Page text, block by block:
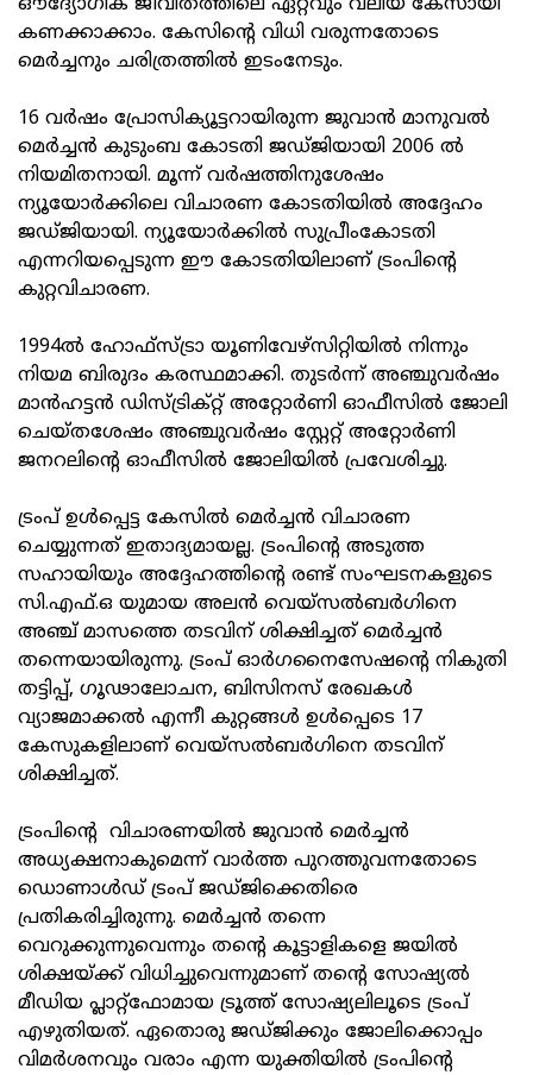
ഔദ്യോഗിക ജീവിതത്തിലെ ഏറ്റവും വലിയ കേസായി
കണക്കാക്കാം. കേസിന്റെ വിധി വരുന്നതോടെ
മെർച്ചനും ചരിത്രത്തിൽ ഇടംനേടും.
16 വർഷം പ്രോസിക്യൂട്ടറായിരുന്ന ജുവാൻ മാനുവൽ
മെർച്ചൻ കുടുംബ കോടതി ജഡ്ജിയായി 2006 ൽ
നിയമിതനായി. മൂന്ന് വർഷത്തിനുശേഷം
ന്യൂയോർക്കിലെ വിചാരണ കോടതിയിൽ അദ്ദേഹം
ജഡ്ജിയായി. ന്യൂയോർക്കിൽ സുപ്രീംകോടതി
എന്നറിയപ്പെടുന്ന ഈ കോടതിയിലാണ് ട്രംപിന്റെ
കുറ്റവിചാരണ.
1994ൽ ഹോഫ്സ്ട്രാ യൂണിവേഴ്സിറ്റിയിൽ നിന്നും
നിയമ ബിരുദം കരസ്ഥമാക്കി. തുടർന്ന് അഞ്ചുവർഷം
മാൻഹട്ടൻ ഡിസ്ട്രിക്റ്റ് അറ്റോർണി ഓഫീസിൽ ജോലി
ചെയ്തശേഷം അഞ്ചുവർഷം സ്റ്റേറ്റ് അറ്റോർണി
ജനറലിന്റെ ഓഫീസിൽ ജോലിയിൽ പ്രവേശിച്ചു.
ട്രംപ് ഉൾപ്പെട്ട കേസിൽ മെർച്ചൻ വിചാരണ
ചെയ്യുന്നത് ഇതാദ്യമായല്ല. ട്രംപിന്റെ അടുത്ത
സഹായിയും അദ്ദേഹത്തിന്റെ രണ്ട് സംഘടനകളുടെ
സി.എഫ്.ഒ യുമായ അലൻ വെയ്‌സൽബർഗിനെ
അഞ്ച് മാസത്തെ തടവിന് ശിക്ഷിച്ചത് മെർച്ചൻ
തന്നെയായിരുന്നു. ട്രംപ് ഓർഗനൈസേഷന്റെ നികുതി
തട്ടിപ്പ്, ഗൂഢാലോചന, ബിസിനസ് രേഖകൾ
വ്യാജമാക്കൽ എന്നീ കുറ്റങ്ങൾ ഉൾപ്പെടെ 17
കേസുകളിലാണ് വെയ്‌സൽബർഗിനെ തടവിന്
ശിക്ഷിച്ചത്.
ട്രംപിന്റെ വിചാരണയിൽ ജുവാൻ മെർച്ചൻ
അധ്യക്ഷനാകുമെന്ന് വാർത്ത പുറത്തുവന്നതോടെ
ഡൊണാൾഡ് ട്രംപ് ജഡ്ജിക്കെതിരെ
പ്രതികരിച്ചിരുന്നു. മെർച്ചൻ തന്നെ
വെറുക്കുന്നുവെന്നും തന്റെ കൂട്ടാളികളെ ജയിൽ
ശിക്ഷയ്ക്ക് വിധിച്ചുവെന്നുമാണ് തന്റെ സോഷ്യൽ
മീഡിയ പ്ലാറ്റ്‌ഫോമായ ട്രൂത്ത് സോഷ്യലിലൂടെ ട്രംപ്
എഴുതിയത്. ഏതൊരു ജഡ്ജിക്കും ജോലിക്കൊപ്പം
വിമർശനവും വരാം എന്ന യുക്തിയിൽ ട്രംപിന്റെ